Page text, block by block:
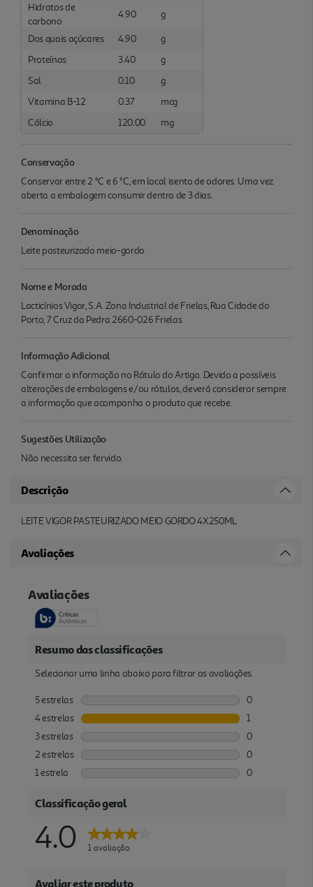
Hidratos de
carbono
4.90 g
Dos quais açúcares 4.90
g
Proteínas
3.40
g
Sal
0.10
g
Vitamina B-12
0.37
mcg
Cálcio
120.00 mg
Conservação
Conservar entre 2 °C e 6 °C, em local isento de odores. Uma vez
aberta a embalagem consumir dentro de 3 dias.
Denominação
Leite pasteurizado meio-gordo
Nome e Morada
Lacticínios Vigor, S.A. Zona Industrial de Frielas, Rua Cidade do
Porto, 7 Cruz da Pedra 2660-026 Frielas
Informação Adicional
Confirmar a informação no Rótulo do Artigo. Devido a possíveis
alterações de embalagens e/ou rótulos, deverá considerar sempre
a informação que acompanha o produto que recebe.
Sugestões Utilização
Não necessita ser fervido.
Descrição
LEITE VIGOR PASTEURIZADO MEIO GORDO 4X250ML
Avaliações